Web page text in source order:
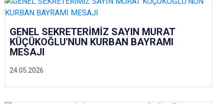
24.05.2026
GENEL SEKRETERİMİZ SAYIN MURAT
KÜÇÜKOĞLU'NUN KURBAN BAYRAMI
MESAJI